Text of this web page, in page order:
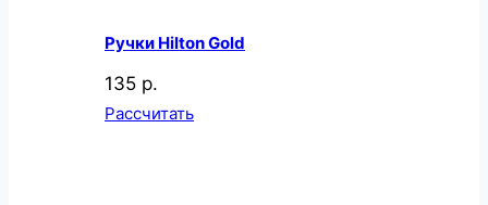
Ручки Hilton Gold
135 р.
Рассчитать